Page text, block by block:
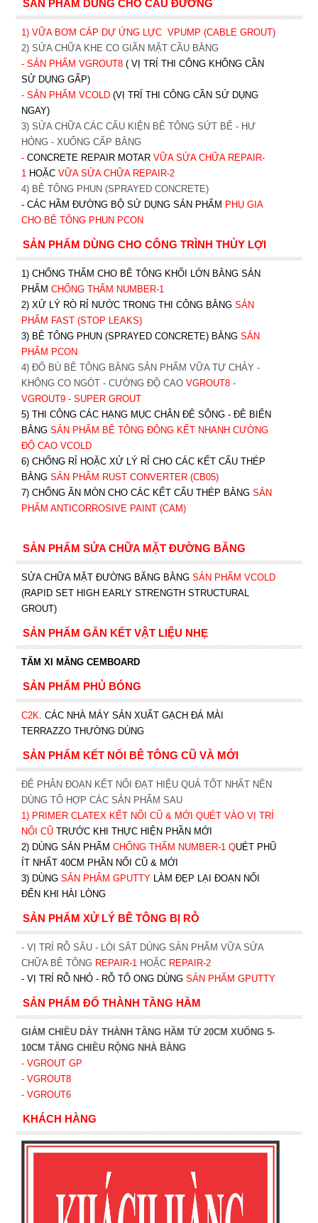
SẢN PHẨM DÙNG CHO CẦU ĐƯỜNG
1) VỮA BƠM CÁP DỰ ỨNG LỰC VPUMP (CABLE GROUT)
2) SỬA CHỮA KHE CO GIÃN MẶT CẦU BẰNG
- SẢN PHẨM VGROUT8 ( VỊ TRÍ THI CÔNG KHÔNG CẦN
SỬ DỤNG GẤP)
- SẢN PHẨM VCOLD (VỊ TRÍ THI CÔNG CẦN SỬ DỤNG
NGAY)
3) SỬA CHỮA CÁC CẤU KIỆN BÊ TÔNG SỨT BỂ - HƯ
HỎNG - XUỐNG CẤP BẰNG
- CONCRETE REPAIR MOTAR VỮA SỬA CHỮA REPAIR-
1 HOẶC VỮA SỬA CHỮA REPAIR-2
4) BÊ TÔNG PHUN (SPRAYED CONCRETE)
- CÁC HẦM ĐƯỜNG BỘ SỬ DỤNG SẢN PHẨM PHỤ GIA
CHO BÊ TÔNG PHUN PCON
SẢN PHẨM DÙNG CHO CÔNG TRÌNH THỦY LỢI
1) CHỐNG THẤM CHO BÊ TÔNG KHỐI LỚN BẰNG SẢN
PHẨM CHỐNG THẤM NUMBER-1
2) XỬ LÝ RÒ RỈ NƯỚC TRONG THI CÔNG BẰNG SẢN
PHẨM FAST (STOP LEAKS)
3) BÊ TÔNG PHUN (SPRAYED CONCRETE) BẰNG SẢN
PHẨM PCON
4) ĐỔ BÙ BÊ TÔNG BẰNG SẢN PHẨM VỮA TỰ CHẢY -
KHÔNG CO NGÓT - CƯỜNG ĐỘ CAO VGROUT8-
VGROUT9- SUPER GROUT
5) THI CÔNG CÁC HẠNG MỤC CHÂN ĐÊ SÔNG - ĐÊ BIỂN
BẰNG SẢN PHẨM BÊ TÔNG ĐÔNG KẾT NHANH CƯỜNG
ĐỘ CAO VCOLD
6) CHỐNG RỈ HOẶC XỬ LÝ RỈ CHO CÁC KẾT CẤU THÉP
BẰNG SẢN PHẨM RUST CONVERTER (CB05)
7) CHỐNG ĂN MÒN CHO CÁC KẾT CẤU THÉP BẰNG SẢN
PHẨM ANTICORROSIVE PAINT (CAM)
SẢN PHẨM SỬA CHỮA MẶT ĐƯỜNG BĂNG
SỬA CHỮA MẶT ĐƯỜNG BĂNG BẰNG SẢN PHẨM VCOLD
(RAPID SET HIGH EARLY STRENGTH STRUCTURAL
GROUT)
SẢN PHẨM GẮN KẾT VẬT LIỆU NHẸ
TẤM XI MĂNG CEMBOARD
SẢN PHẨM PHỦ BÓNG
C2K. CÁC NHÀ MÁY SẢN XUẤT GẠCH ĐÁ MÀI
TERRAZZO THƯỜNG DÙNG
SẢN PHẨM KẾT NỐI BÊ TÔNG CŨ VÀ MỚI
ĐỂ PHÂN ĐOẠN KẾT NỐI ĐẠT HIỆU QUẢ TỐT NHẤT NÊN
DÙNG TỔ HỢP CÁC SẢN PHẨM SAU
1) PRIMER CLATEX KẾT NỐI CŨ & MỚI QUÉT VÀO VỊ TRÍ
NỐI CŨ TRƯỚC KHI THỰC HIỆN PHẦN MỚI
2) DÙNG SẢN PHẨM CHỐNG THẤM NUMBER-1QUÉT PHŨ
ÍT NHẤT 40CM PHẦN NỐI CŨ & MỚI
3) DÙNG SẢN PHẨM GPUTTY LÀM ĐẸP LẠI ĐOẠN NỐI
ĐẾN KHI HÀI LÒNG
SẢN PHẨM XỬ LÝ BÊ TÔNG BỊ RỖ
- VỊ TRÍ RỖ SÂU - LÒI SẮT DÙNG SẢN PHẨM VỮA SỬA
CHỮA BÊ TÔNG REPAIR-1HOẶC REPAIR-2
- VỊ TRÍ RỖ NHỎ - RỖ TỔ ONG DÙNG SẢN PHẨM GPUTTY
SẢN PHẨM ĐỔ THÀNH TẦNG HẦM
GIẢM CHIỀU DÀY THÀNH TẦNG HẦM TỪ 20CM XUỐNG 5-
10CM TĂNG CHIỀU RỘNG NHÀ BẰNG
- VGROUT GP
- VGROUT8
- VGROUT6
KHÁCH HÀNG